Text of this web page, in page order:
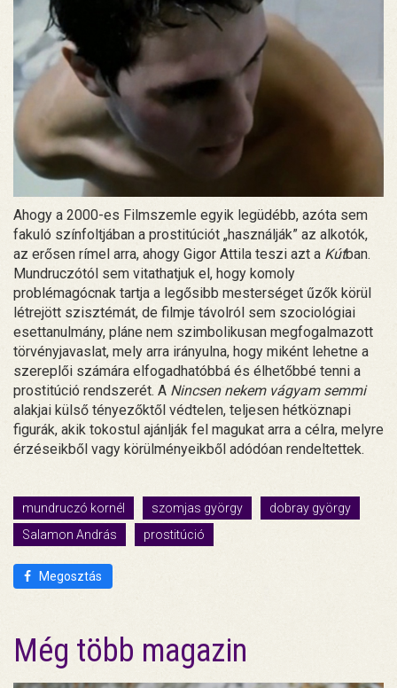
Ahogy a 2000-es Filmszemle egyik legüdébb, azóta sem
fakuló színfoltjában a prostitúciót „használják” az alkotók,
az erősen rímel arra, ahogy Gigor Attila teszi azt a Kútban.
Mundruczótól sem vitathatjuk el, hogy komoly
problémagócnak tartja a legősibb mesterséget űzők körül
létrejött szisztémát, de filmje távolról sem szociológiai
esettanulmány, pláne nem szimbolikusan megfogalmazott
törvényjavaslat, mely arra irányulna, hogy miként lehetne a
szereplői számára elfogadhatóbbá és élhetőbbé tenni a
prostitúció rendszerét. A Nincsen nekem vágyam semmi
alakjai külső tényezőktől védtelen, teljesen hétköznapi
figurák, akik tokostul ajánlják fel magukat arra a célra, melyre
érzéseikből vagy körülményeikből adódóan rendeltettek.
mundruczó kornél szomjas györgy
dobray györgy
Salamon András
prostitúció
Megosztás
Még több magazin